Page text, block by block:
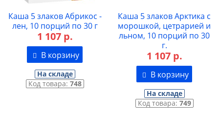
Каша 5 злаков Абрикос -
лен, 10 порций по 30 г
1 107 р.
В корзину
На складе
Код товара: 748
Каша 5 злаков Арктика с
морошкой, цетрарией и
льном, 10 порций по 30
г.
1 107 р.
В корзину
На складе
Код товара: 749